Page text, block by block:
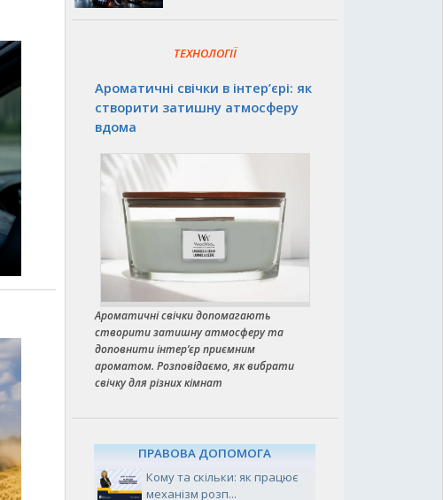
ТЕХНОЛОГІЇ
Ароматичні свічки в інтер’єрі: як
створити затишну атмосферу
вдома
Ароматичні свічки допомагають
створити затишну атмосферу та
доповнити інтер’єр приємним
ароматом. Розповідаємо, як вибрати
свічку для різних кімнат
ПРАВОВА ДОПОМОГА
Кому та скільки: як працює
механізм розп...